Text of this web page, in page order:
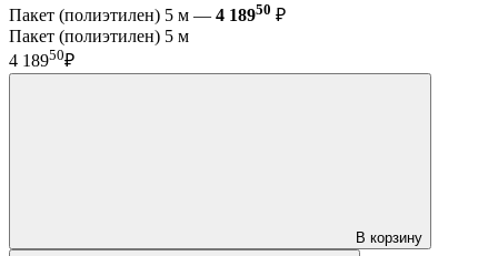
Пакет (полиэтилен) 5 м — 4 18950 ₽
Пакет (полиэтилен) 5 м
4 18950₽
В корзину